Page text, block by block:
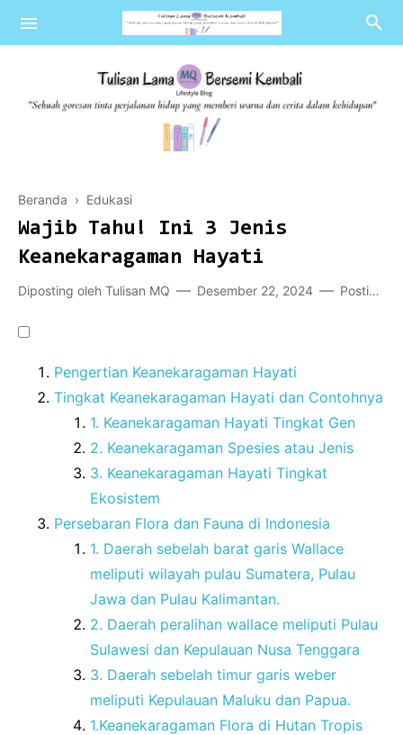
Literasi
Review
Blogpedia
Beranda › Edukasi
Wajib Tahu! Ini 3 Jenis
Keanekaragaman Hayati
Diposting oleh Tulisan MQ Desember 22, 2024 Posting Komentar
Pengertian Keanekaragaman Hayati
Tingkat Keanekaragaman Hayati dan Contohnya
1. Keanekaragaman Hayati Tingkat Gen
2. Keanekaragaman Spesies atau Jenis
3. Keanekaragaman Hayati Tingkat
Ekosistem
Persebaran Flora dan Fauna di Indonesia
1. Daerah sebelah barat garis Wallace
meliputi wilayah pulau Sumatera, Pulau
Jawa dan Pulau Kalimantan.
2. Daerah peralihan wallace meliputi Pulau
Sulawesi dan Kepulauan Nusa Tenggara
3. Daerah sebelah timur garis weber
meliputi Kepulauan Maluku dan Papua.
1.Keanekaragaman Flora di Hutan Tropis